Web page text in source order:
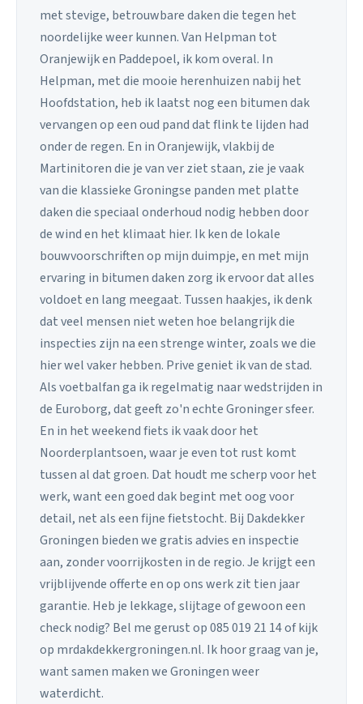
met stevige, betrouwbare daken die tegen het
noordelijke weer kunnen. Van Helpman tot
Oranjewijk en Paddepoel, ik kom overal. In
Helpman, met die mooie herenhuizen nabij het
Hoofdstation, heb ik laatst nog een bitumen dak
vervangen op een oud pand dat flink te lijden had
onder de regen. En in Oranjewijk, vlakbij de
Martinitoren die je van ver ziet staan, zie je vaak
van die klassieke Groningse panden met platte
daken die speciaal onderhoud nodig hebben door
de wind en het klimaat hier. Ik ken de lokale
bouwvoorschriften op mijn duimpje, en met mijn
ervaring in bitumen daken zorg ik ervoor dat alles
voldoet en lang meegaat. Tussen haakjes, ik denk
dat veel mensen niet weten hoe belangrijk die
inspecties zijn na een strenge winter, zoals we die
hier wel vaker hebben. Prive geniet ik van de stad.
Als voetbalfan ga ik regelmatig naar wedstrijden in
de Euroborg, dat geeft zo'n echte Groninger sfeer.
En in het weekend fiets ik vaak door het
Noorderplantsoen, waar je even tot rust komt
tussen al dat groen. Dat houdt me scherp voor het
werk, want een goed dak begint met oog voor
detail, net als een fijne fietstocht. Bij Dakdekker
Groningen bieden we gratis advies en inspectie
aan, zonder voorrijkosten in de regio. Je krijgt een
vrijblijvende offerte en op ons werk zit tien jaar
garantie. Heb je lekkage, slijtage of gewoon een
check nodig? Bel me gerust op 085 019 21 14 of kijk
op mrdakdekkergroningen.nl. Ik hoor graag van je,
want samen maken we Groningen weer
waterdicht.